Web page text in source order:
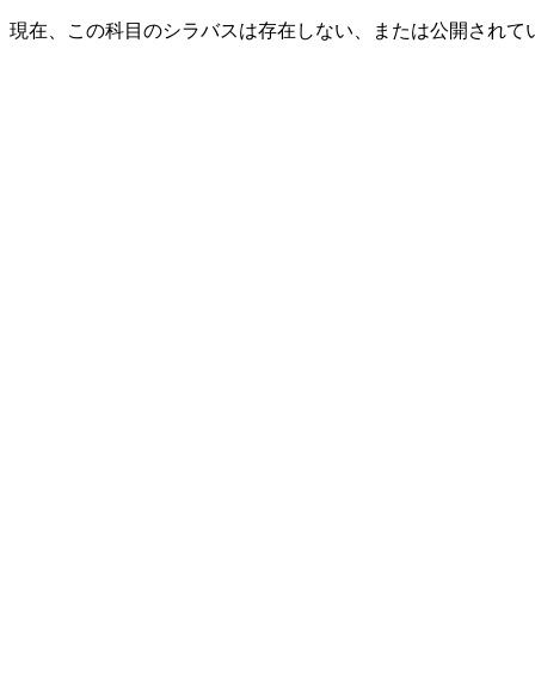
現在、この科目のシラバスは存在しない、または公開されて